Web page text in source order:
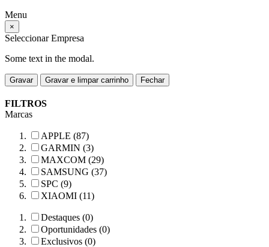
Menu
×
Seleccionar Empresa
Some text in the modal.
Gravar Gravar e limpar carrinho Fechar
FILTROS
Marcas
APPLE (87)
GARMIN (3)
MAXCOM (29)
SAMSUNG (37)
SPC (9)
XIAOMI (11)
Destaques (0)
Oportunidades (0)
Exclusivos (0)